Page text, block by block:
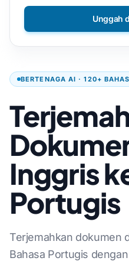
BERTENAGA AI · 120+
Inggris
Portugis
Terjemahkan dokumen
Bahasa Portugis
Unggah